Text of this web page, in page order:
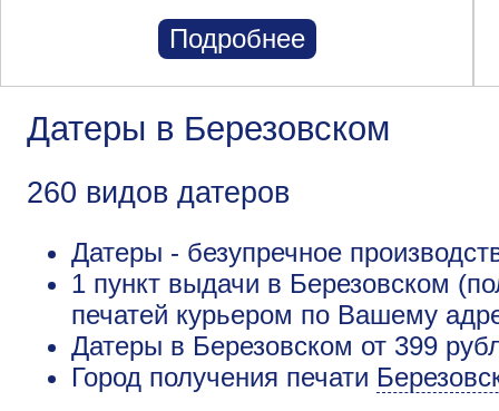
Подробнее
Датеры в Березовском
260 видов датеров
Датеры - безупречное
1 пункт выдачи в Березовском
печатей курьером по Вашему
Датеры в Березовском от 399
Город получения печати